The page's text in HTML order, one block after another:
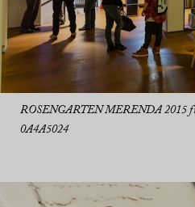
ROSENGARTEN MERENDA 2015
0A4A5024